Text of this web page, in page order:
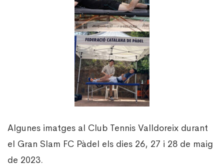
Algunes imatges al Club Tennis Valldoreix durant
el Gran Slam FC Pàdel els dies 26, 27 i 28 de maig
de 2023.